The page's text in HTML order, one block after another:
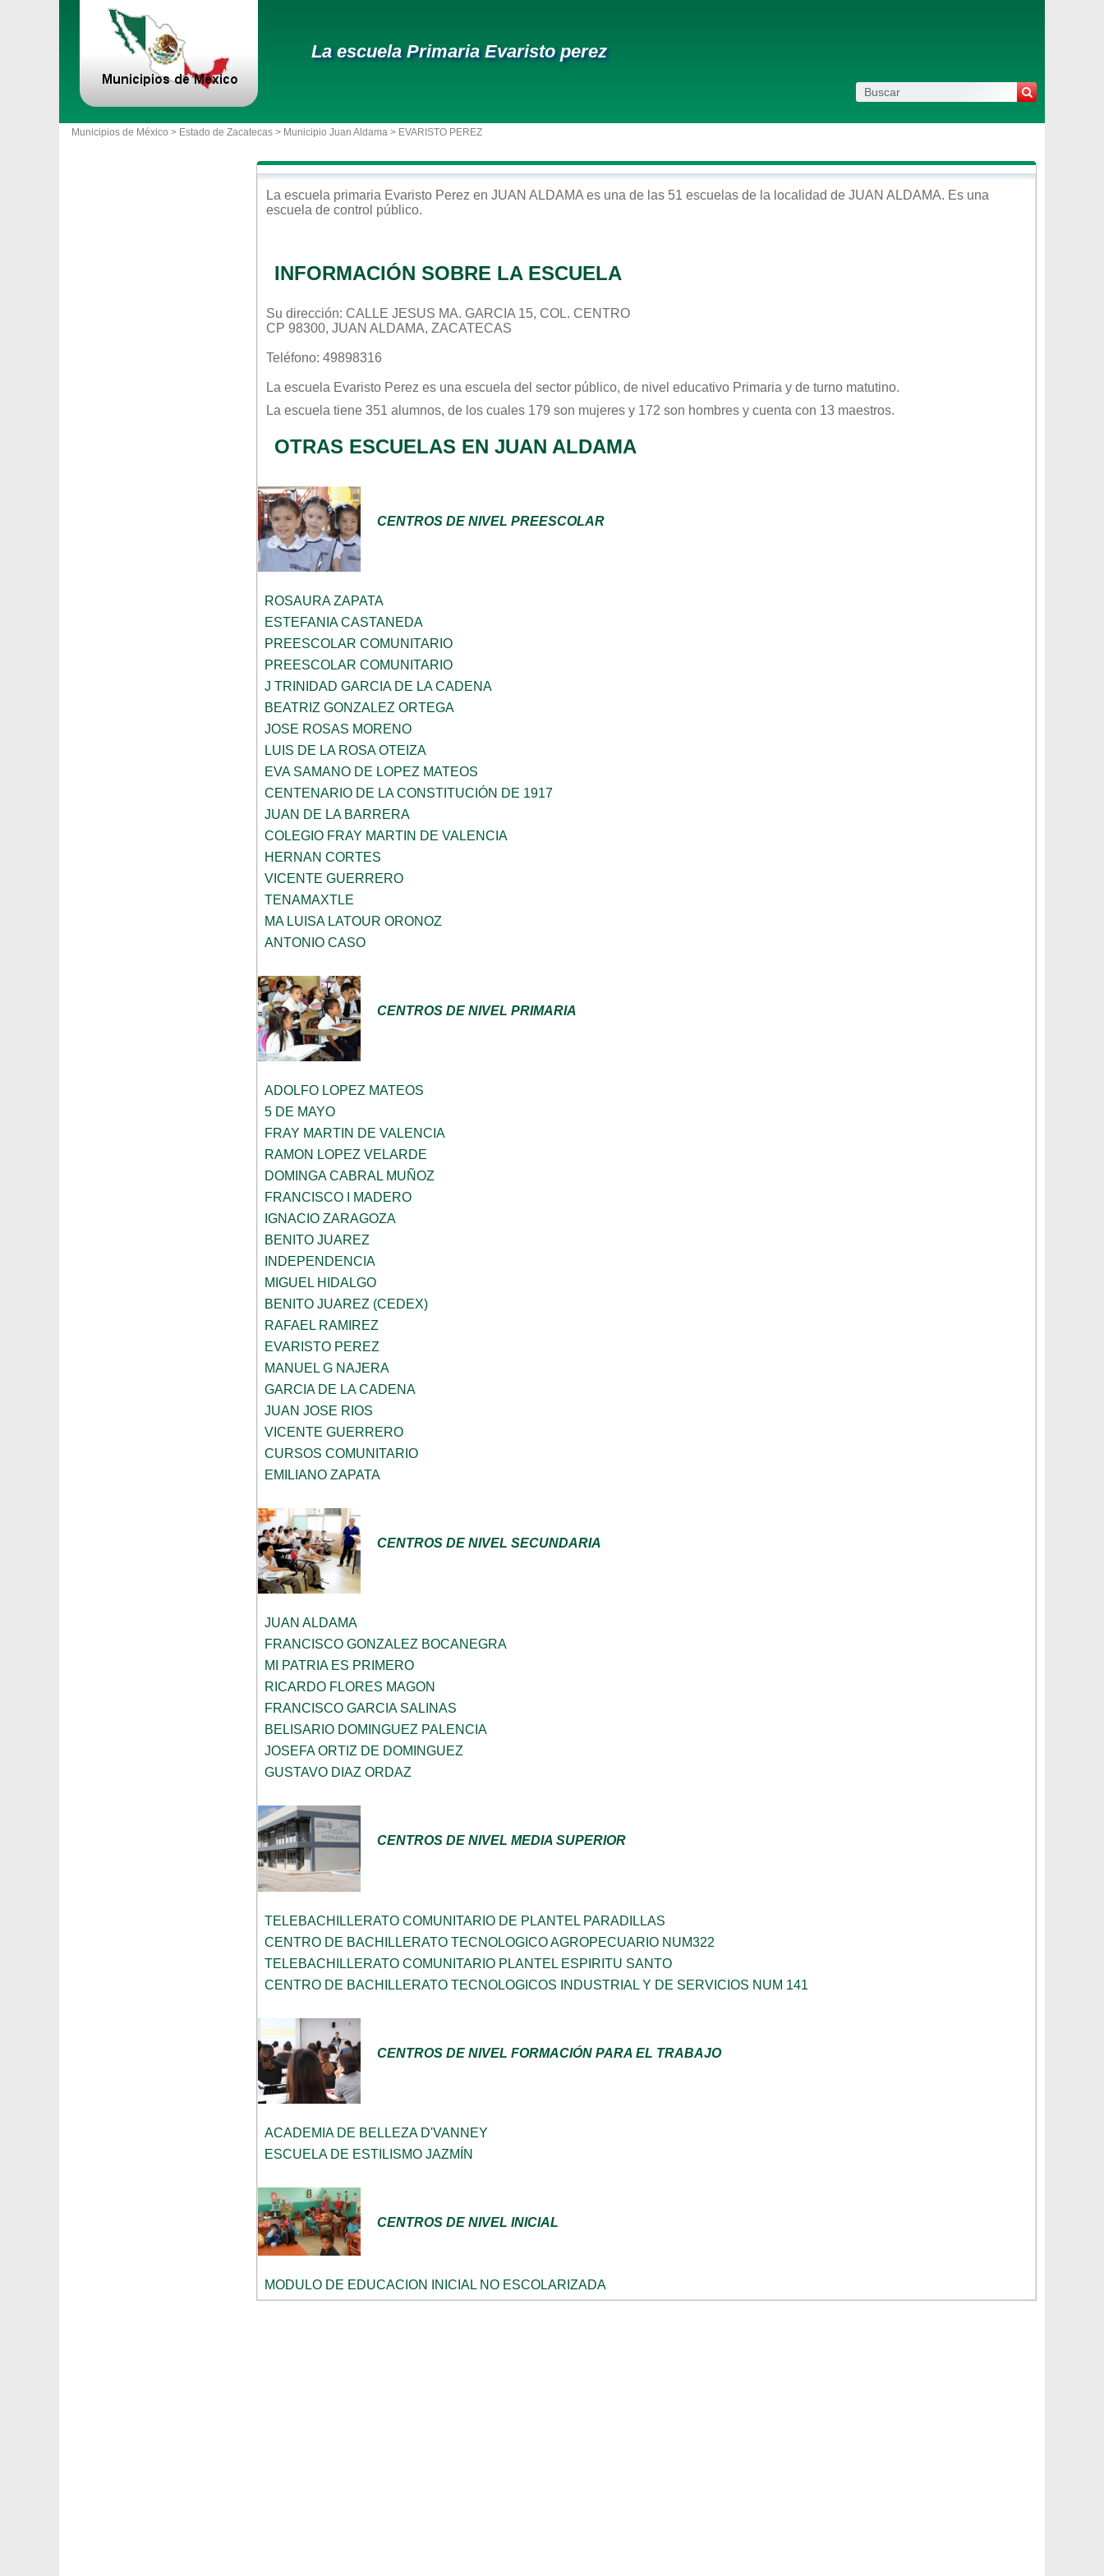
La escuela Primaria Evaristo perez
Municipios de México > Estado de Zacatecas > Municipio Juan Aldama > EVARISTO PEREZ
La escuela primaria Evaristo Perez en JUAN ALDAMA es una de las 51 escuelas de la localidad de JUAN ALDAMA. Es una
escuela de control público.
INFORMACIÓN SOBRE LA ESCUELA
Su dirección: CALLE JESUS MA. GARCIA 15, COL. CENTRO
CP 98300, JUAN ALDAMA, ZACATECAS
Teléfono: 49898316
La escuela Evaristo Perez es una escuela del sector público, de nivel educativo Primaria y de turno matutino.
La escuela tiene 351 alumnos, de los cuales 179 son mujeres y 172 son hombres y cuenta con 13 maestros.
OTRAS ESCUELAS EN JUAN ALDAMA
CENTROS DE NIVEL PREESCOLAR
ROSAURA ZAPATA
ESTEFANIA CASTANEDA
PREESCOLAR COMUNITARIO
PREESCOLAR COMUNITARIO
J TRINIDAD GARCIA DE LA CADENA
BEATRIZ GONZALEZ ORTEGA
JOSE ROSAS MORENO
LUIS DE LA ROSA OTEIZA
EVA SAMANO DE LOPEZ MATEOS
CENTENARIO DE LA CONSTITUCIÓN DE 1917
JUAN DE LA BARRERA
COLEGIO FRAY MARTIN DE VALENCIA
HERNAN CORTES
VICENTE GUERRERO
TENAMAXTLE
MA LUISA LATOUR ORONOZ
ANTONIO CASO
CENTROS DE NIVEL PRIMARIA
ADOLFO LOPEZ MATEOS
5 DE MAYO
FRAY MARTIN DE VALENCIA
RAMON LOPEZ VELARDE
DOMINGA CABRAL MUÑOZ
FRANCISCO I MADERO
IGNACIO ZARAGOZA
BENITO JUAREZ
INDEPENDENCIA
MIGUEL HIDALGO
BENITO JUAREZ (CEDEX)
RAFAEL RAMIREZ
EVARISTO PEREZ
MANUEL G NAJERA
GARCIA DE LA CADENA
JUAN JOSE RIOS
VICENTE GUERRERO
CURSOS COMUNITARIO
EMILIANO ZAPATA
CENTROS DE NIVEL SECUNDARIA
JUAN ALDAMA
FRANCISCO GONZALEZ BOCANEGRA
MI PATRIA ES PRIMERO
RICARDO FLORES MAGON
FRANCISCO GARCIA SALINAS
BELISARIO DOMINGUEZ PALENCIA
JOSEFA ORTIZ DE DOMINGUEZ
GUSTAVO DIAZ ORDAZ
CENTROS DE NIVEL MEDIA SUPERIOR
TELEBACHILLERATO COMUNITARIO DE PLANTEL PARADILLAS
CENTRO DE BACHILLERATO TECNOLOGICO AGROPECUARIO NUM322
TELEBACHILLERATO COMUNITARIO PLANTEL ESPIRITU SANTO
CENTRO DE BACHILLERATO TECNOLOGICOS INDUSTRIAL Y DE SERVICIOS NUM 141
CENTROS DE NIVEL FORMACIÓN PARA EL TRABAJO
ACADEMIA DE BELLEZA D'VANNEY
ESCUELA DE ESTILISMO JAZMÍN
CENTROS DE NIVEL INICIAL
MODULO DE EDUCACION INICIAL NO ESCOLARIZADA